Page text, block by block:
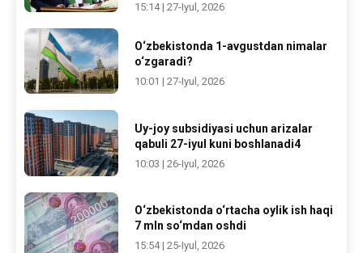
15:14 | 27-Iyul, 2026
O‘zbekistonda 1-avgustdan nimalar
o‘zgaradi?
10:01 | 27-Iyul, 2026
Uy-joy subsidiyasi uchun arizalar
qabuli 27-iyul kuni boshlanadi4
10:03 | 26-Iyul, 2026
O‘zbekistonda o‘rtacha oylik ish haqi
7 mln so‘mdan oshdi
15:54 | 25-Iyul, 2026